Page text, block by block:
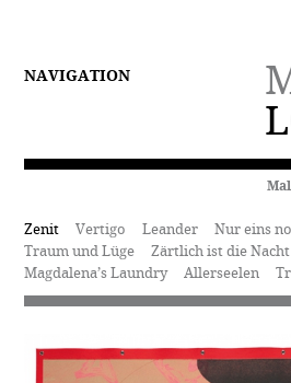
NAVIGATION
Zenit Vertigo Leander Nur eins
Traum und Lüge
Zärtlich ist die Nacht
Magdalena’s Laundry
Allerseelen